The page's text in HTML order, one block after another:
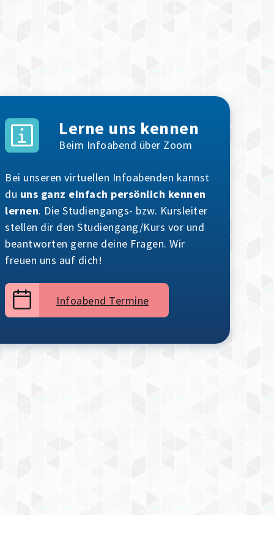
Lerne uns kennen
Beim Infoabend über Zoom
Bei unseren virtuellen Infoabenden kannst
du uns ganz einfach persönlich kennen
lernen. Die Studiengangs- bzw. Kursleiter
stellen dir den Studiengang/Kurs vor und
beantworten gerne deine Fragen. Wir
freuen uns auf dich!
Infoabend Termine